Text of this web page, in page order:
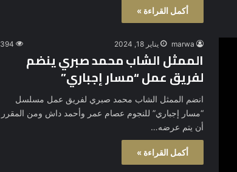
أكمل القراءة »
marwa يناير 18, 2024 394
الممثل الشاب محمد صبري ينضم
لفريق عمل “مسار إجباري”
انضم الممثل الشاب محمد صبري لفريق عمل مسلسل
“مسار إجباري” للنجوم عصام عمر وأحمد داش ومن المقرر
أن يتم عرضه…
أكمل القراءة »